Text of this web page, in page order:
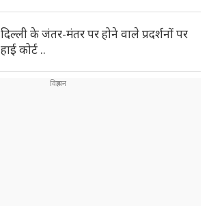
दिल्ली के जंतर-मंतर पर होने वाले प्रदर्शनों पर
हाई कोर्ट ..